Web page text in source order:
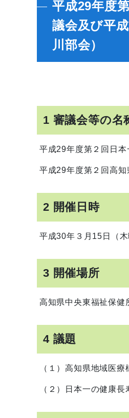
平成29年度
議会及び平
川部会）
1 審議会等の名
平成29年度第２回日
平成29年度第２回高知
2 開催日時
平成30年３月15日（
3 開催場所
高知県中央東福祉保
4 議題
（１）高知県地域医
（２）日本一の健康